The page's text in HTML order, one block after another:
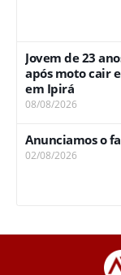
Jovem de 23
após moto cair
em Ipirá
08/08/2026
Anunciamos o
02/08/2026